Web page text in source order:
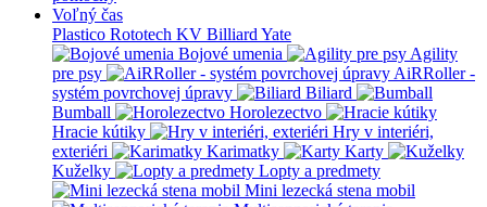
Voľný čas
Plastico Rototech KV Billiard Yate
Bojové umenia
Agility
pre psy
AiRRoller -
systém povrchovej úpravy
Biliard
Bumball
Horolezectvo
Hracie kútiky
Hry v interiéri,
exteriéri
Karimatky
Karty
Kuželky
Lopty a predmety
Mini lezecká stena mobil